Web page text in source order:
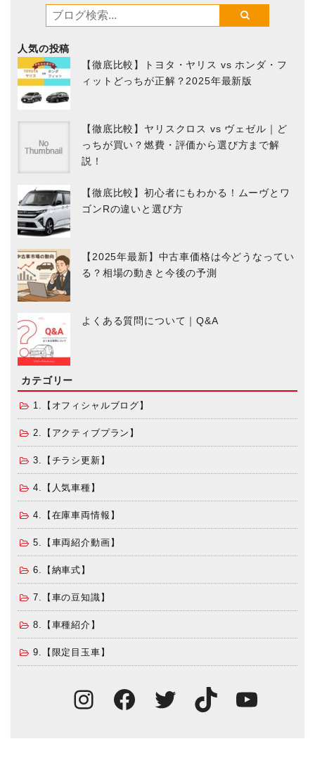
人気の投稿
【徹底比較】トヨタ・ヤリス vs ホンダ・フ
ィットどっちが正解？2025年最新版
【徹底比較】ヤリスクロス vs ヴェゼル｜ど
っちが買い？燃費・評価から選び方まで解
説！
【徹底比較】初心者にもわかる！ムーヴとワ
ゴンRの違いと選び方
【2025年最新】中古車価格は今どうなってい
る？相場の動きと今後の予測
よくある質問について｜Q&A
カテゴリー
1.【オフィシャルブログ】
2.【アクティブプラン】
3.【チラシ更新】
4.【人気車種】
4.【在庫車両情報】
5.【車両紹介動画】
6.【納車式】
7.【車の豆知識】
8.【車種紹介】
9.【限定目玉車】
Instagram
Facebook
TwitterTikTok